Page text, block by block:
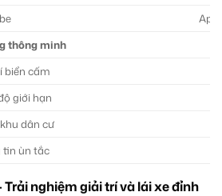
App
thông minh
biển cấm
giới hạn
dân cư
tin ùn tắc
nghiệm giải trí và lái xe đỉnh